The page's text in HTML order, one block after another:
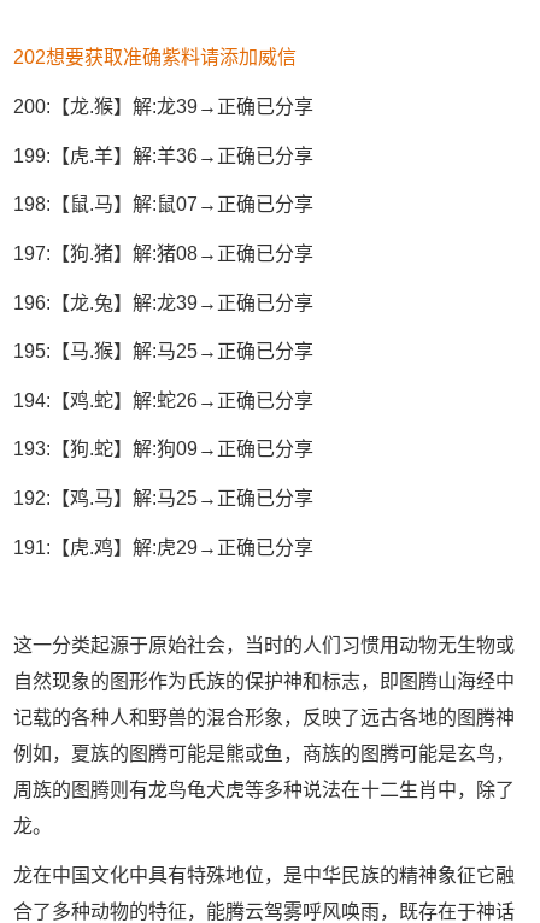
202想要获取准确紫料请添加威信
200:【龙.猴】解:龙39→正确已分享
199:【虎.羊】解:羊36→正确已分享
198:【鼠.马】解:鼠07→正确已分享
197:【狗.猪】解:猪08→正确已分享
196:【龙.兔】解:龙39→正确已分享
195:【马.猴】解:马25→正确已分享
194:【鸡.蛇】解:蛇26→正确已分享
193:【狗.蛇】解:狗09→正确已分享
192:【鸡.马】解:马25→正确已分享
191:【虎.鸡】解:虎29→正确已分享
这一分类起源于原始社会，当时的人们习惯用动物无生物或
自然现象的图形作为氏族的保护神和标志，即图腾山海经中
记载的各种人和野兽的混合形象，反映了远古各地的图腾神
例如，夏族的图腾可能是熊或鱼，商族的图腾可能是玄鸟，
周族的图腾则有龙鸟龟犬虎等多种说法在十二生肖中，除了
龙。
龙在中国文化中具有特殊地位，是中华民族的精神象征它融
合了多种动物的特征，能腾云驾雾呼风唤雨，既存在于神话